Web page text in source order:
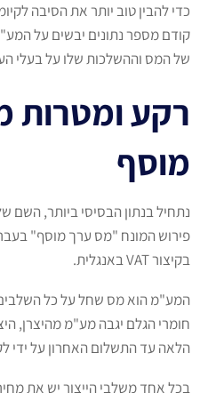
כדי להבין טוב יותר את הסיבה
קודם מספר נתונים יבשים על
של המס וההשלכות שלו על בעלי
רקע ומטרות
מוסף
נתחיל בנתון הבסיסי ביותר, השם
בקיצור VAT באנגלית.
המע"מ הוא מס שחל על כל
חומרי הגלם יגבה מע"מ מהיצרן,
הלאה עד התשלום האחרון על ידי
בכל אחד משלבי הייצור יש את